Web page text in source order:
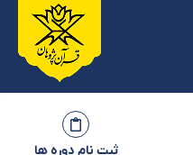
ثبت نام دوره ها